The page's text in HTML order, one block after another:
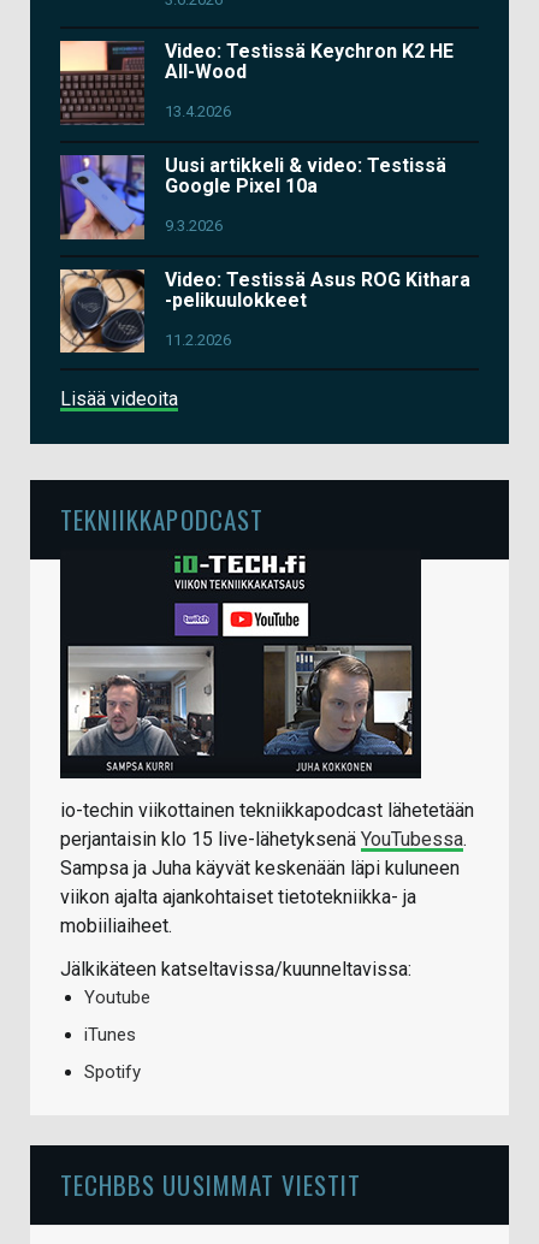
Video: Testissä Keychron K2 HE
All-Wood
13.4.2026
Uusi artikkeli & video: Testissä
Google Pixel 10a
9.3.2026
Video: Testissä Asus ROG Kithara
-pelikuulokkeet
11.2.2026
Lisää videoita
TEKNIIKKAPODCAST
io-techin viikottainen tekniikkapodcast lähetetään
perjantaisin klo 15 live-lähetyksenä YouTubessa.
Sampsa ja Juha käyvät keskenään läpi kuluneen
viikon ajalta ajankohtaiset tietotekniikka- ja
mobiiliaiheet.
Jälkikäteen katseltavissa/kuunneltavissa:
Youtube
iTunes
Spotify
TECHBBS UUSIMMAT VIESTIT